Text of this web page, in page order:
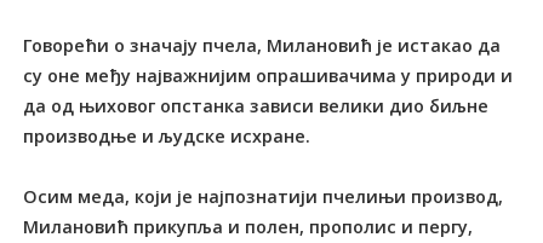
Говорећи о значају пчела, Милановић је истакао да
су оне међу најважнијим опрашивачима у природи и
да од њиховог опстанка зависи велики дио биљне
производње и људске исхране.
Осим меда, који је најпознатији пчелињи производ,
Милановић прикупља и полен, прополис и пергу,